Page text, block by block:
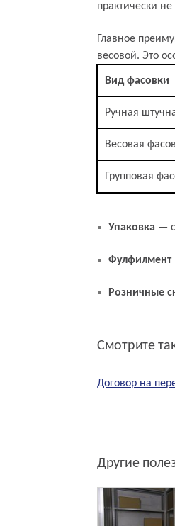
практически
Главное
весовой. Это
Вид фасовки
Ручная
Весовая
Групповая
Связанные
Упаковка —
Фулфилмент
Розничные
Смотрите
Договор на
Другие